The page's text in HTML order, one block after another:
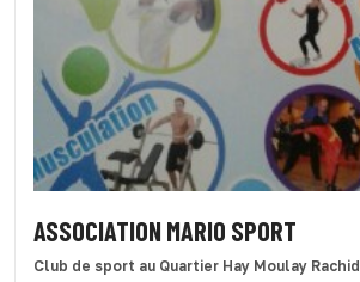
ASSOCIATION MARIO SPORT
Club de sport au Quartier Hay Moulay Rachid